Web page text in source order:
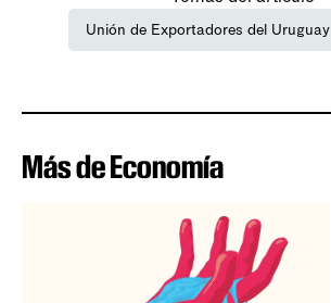
Unión de Exportadores del Uruguay
Más de Economía